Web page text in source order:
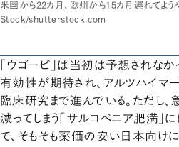
米国から22カ月、欧州から15カ月遅れてよう
Stock/shutterstock.com
「ウゴービ」は当初は予想されな
有効性が期待され、アルツハイマ
臨床研究まで進んでいる。ただし
減ってしまう「サルコペニア肥満」
て、そもそも薬価の安い日本向け